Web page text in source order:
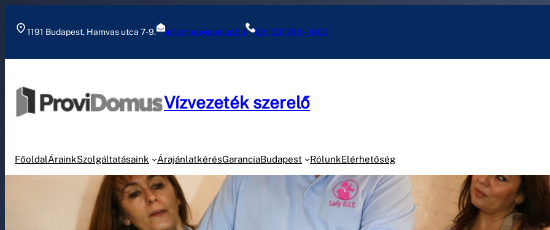
1191 Budapest, Hamvas utca 7-9. info@providomus.hu 06 (30) 786 – 1000
Vízvezeték szerelő
FőoldalÁrainkSzolgáltatásaink ÁrajánlatkérésGaranciaBudapest RólunkElérhetőség